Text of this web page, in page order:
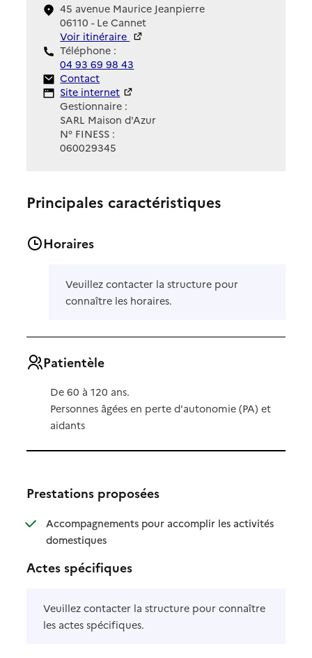
45 avenue Maurice Jeanpierre
06110 - Le Cannet
Voir itinéraire
Téléphone :
04 93 69 98 43
Contact
Contact
Site Internet
Site internet
Gestionnaire :
SARL Maison d'Azur
N° FINESS :
060029345
Principales caractéristiques
Horaires
Veuillez contacter la structure pour
connaître les horaires.
Patientèle
De 60 à 120 ans.
Personnes âgées en perte d'autonomie (PA) et
aidants
Prestations proposées
Accompagnements pour accomplir les activités
domestiques: disponible
: non disponible
Actes spécifiques
Veuillez contacter la structure pour connaître
les actes spécifiques.